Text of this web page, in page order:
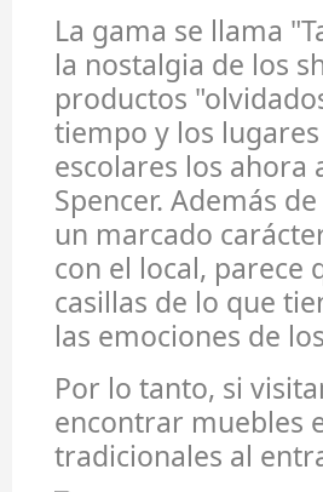
La gama se llama
la nostalgia de los
productos
tiempo y los
escolares los ahora
Spencer. Además
un marcado
con el local, parece
casillas de lo que
las emociones de
Por lo tanto, si
encontrar muebles
tradicionales al